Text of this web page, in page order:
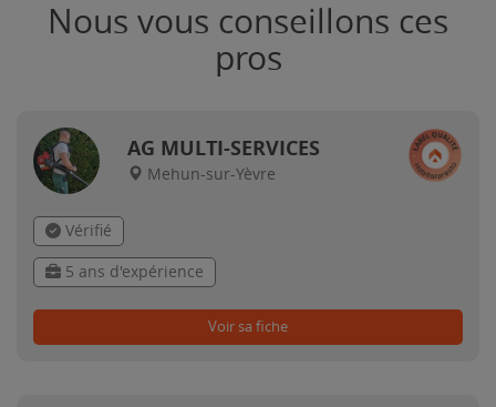
Nous vous conseillons ces
pros
AG MULTI-SERVICES
Mehun-sur-Yèvre
Vérifié
5 ans d'expérience
Voir sa fiche